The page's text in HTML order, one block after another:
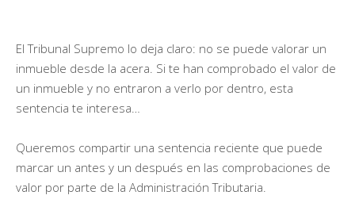
El Tribunal Supremo lo deja claro: no se puede valorar un
inmueble desde la acera. Si te han comprobado el valor de
un inmueble y no entraron a verlo por dentro, esta
sentencia te interesa…
Queremos compartir una sentencia reciente que puede
marcar un antes y un después en las comprobaciones de
valor por parte de la Administración Tributaria.